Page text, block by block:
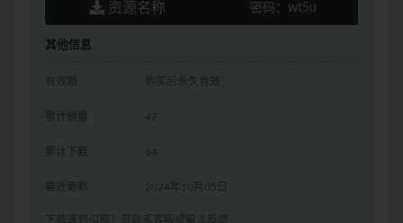
资源名称 密码：wt5u
其他信息
有效期 购买后永久有效
累计销量 47
累计下载 14
最近更新 2024年10月05日
下载遇到问题？可联系客服或留言反馈